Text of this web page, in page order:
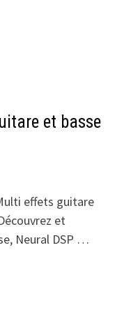
et basse
effets guitare
et
Neural DSP …